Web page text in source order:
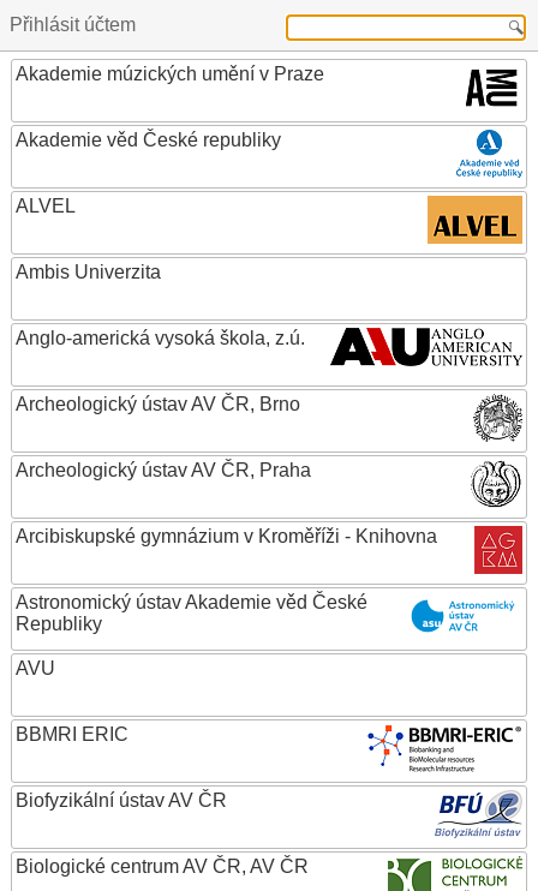
Přihlásit účtem
Akademie múzických umění v Praze
Akademie věd České republiky
ALVEL
Ambis Univerzita
Anglo-americká vysoká škola, z.ú.
Archeologický ústav AV ČR, Brno
Archeologický ústav AV ČR, Praha
Arcibiskupské gymnázium v Kroměříži - Knihovna
Astronomický ústav Akademie věd České
Republiky
AVU
BBMRI ERIC
Biofyzikální ústav AV ČR
Biologické centrum AV ČR, AV ČR